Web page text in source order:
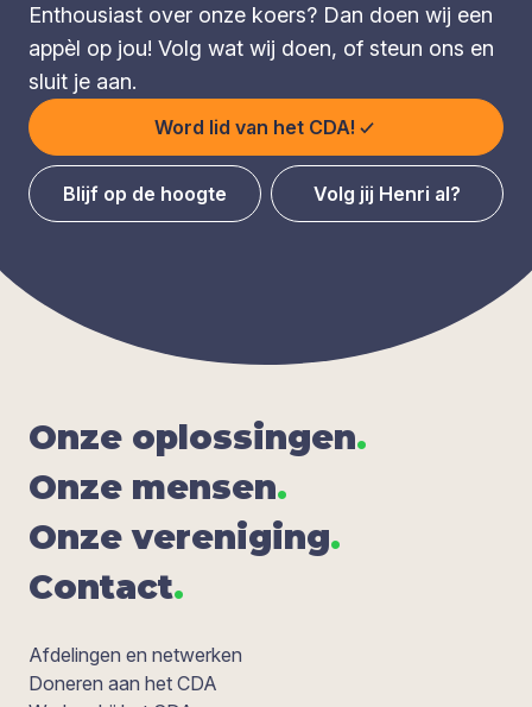
Enthousiast over onze koers? Dan doen wij een
appèl op jou! Volg wat wij doen, of steun ons en
sluit je aan.
Word lid van het CDA!
Blijf op de hoogte Volg jij Henri al?
Onze oplos­sin­gen.
Onze men­sen.
Onze ver­e­ni­ging.
Con­tact.
Afdelingen en netwerken
Doneren aan het CDA